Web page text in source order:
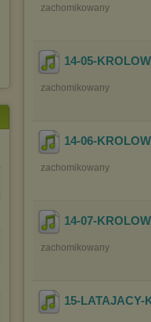
zachomikowany
14-05-
zachomikowany
14-06-
zachomikowany
14-07-
zachomikowany
15-LATAJACY-